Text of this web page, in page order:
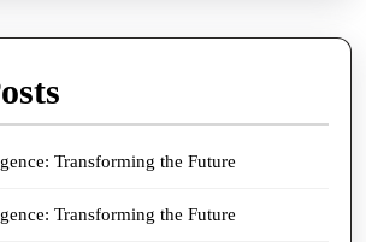
Transforming the Future
Transforming the Future